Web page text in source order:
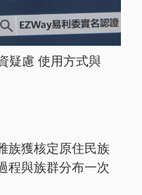
疑慮 使用方式與
族獲核定原住民族
程與族群分布一次